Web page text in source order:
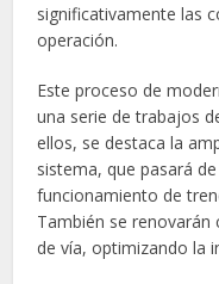
significativamente las
operación.
Este proceso de
una serie de trabajos
ellos, se destaca la
sistema, que pasará
funcionamiento de
También se
de vía, optimizando la